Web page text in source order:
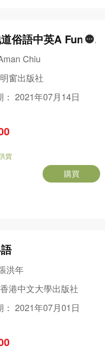
俗語中英A Fun G
Hong Kong Slang
Chiu
明窗出版社
：2021年07月14日
貨
購買
洪年
香港中文大學出版社
：2021年07月01日